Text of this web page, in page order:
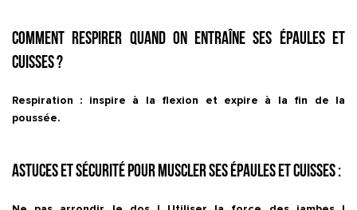
Comment respirer quand on entraîne ses épaules et
cuisses ?
Respiration : inspire à la flexion et expire à la fin de la
poussée.
Astuces et sécurité pour muscler ses épaules et cuisses :